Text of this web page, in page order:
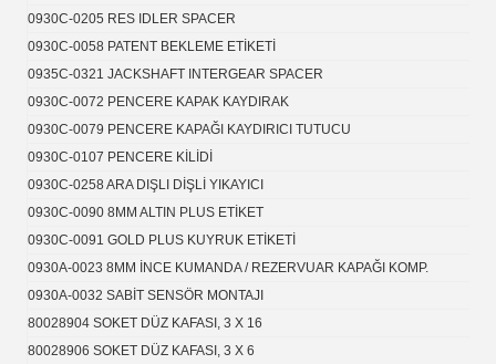
0930C-0205 RES IDLER SPACER
0930C-0058 PATENT BEKLEME ETİKETİ
0935C-0321 JACKSHAFT INTERGEAR SPACER
0930C-0072 PENCERE KAPAK KAYDIRAK
0930C-0079 PENCERE KAPAĞI KAYDIRICI TUTUCU
0930C-0107 PENCERE KİLİDİ
0930C-0258 ARA DIŞLI DİŞLİ YIKAYICI
0930C-0090 8MM ALTIN ​​PLUS ETİKET
0930C-0091 GOLD PLUS KUYRUK ETİKETİ
0930A-0023 8MM İNCE KUMANDA / REZERVUAR KAPAĞI KOMP.
0930A-0032 SABİT SENSÖR MONTAJI
80028904 SOKET DÜZ KAFASI, 3 X 16
80028906 SOKET DÜZ KAFASI, 3 X 6